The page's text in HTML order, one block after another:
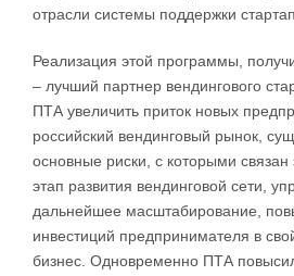
отрасли системы поддержки
Реализация этой программы,
– лучший партнер вендингового
ПТА увеличить приток новых
российский вендинговый рынок,
основные риски, с которыми связан
этап развития вендинговой сети,
дальнейшее масштабирование,
инвестиций предпринимателя в
бизнес. Одновременно ПТА